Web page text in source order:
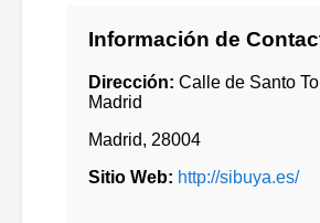
Información de
Dirección: Calle de Santo
Madrid
Madrid, 28004
Sitio Web: http://sibuya.es/